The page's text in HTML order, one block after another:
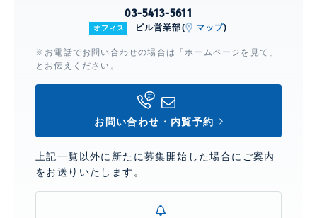
03-5413-5611
オフィス ビル営業部( マップ)
※お電話でお問い合わせの場合は「ホームページを見て」
とお伝えください。
お問い合わせ・内覧予約
上記一覧以外に新たに募集開始した場合にご案内
をお送りいたします。